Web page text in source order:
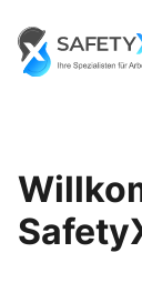
content
Go to landing